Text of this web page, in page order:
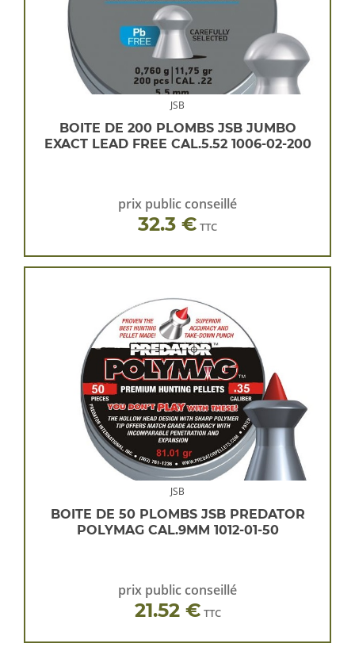
JSB
BOITE DE 200 PLOMBS JSB JUMBO
EXACT LEAD FREE CAL.5.52 1006-02-200
prix public conseillé
32.3 € TTC
JSB
BOITE DE 50 PLOMBS JSB PREDATOR
POLYMAG CAL.9MM 1012-01-50
prix public conseillé
21.52 € TTC